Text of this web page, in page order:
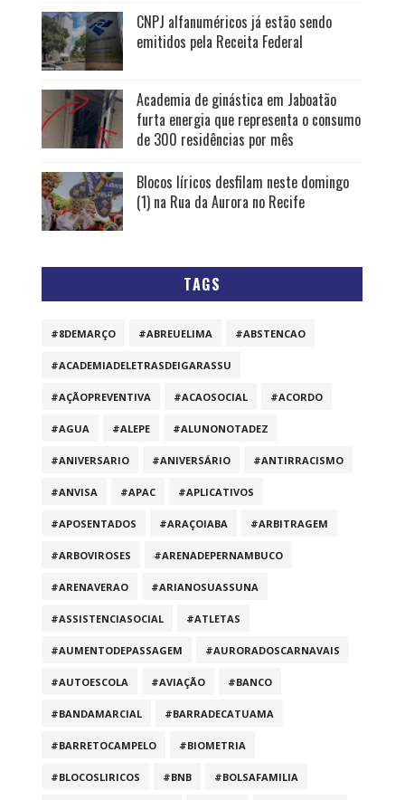
CNPJ alfanuméricos já estão sendo
emitidos pela Receita Federal
Academia de ginástica em Jaboatão
furta energia que representa o consumo
de 300 residências por mês
Blocos líricos desfilam neste domingo
(1) na Rua da Aurora no Recife
TAGS
#8DEMARÇO #ABREUELIMA #ABSTENCAO
#ACADEMIADELETRASDEIGARASSU
#AÇÃOPREVENTIVA #ACAOSOCIAL #ACORDO
#AGUA #ALEPE #ALUNONOTADEZ
#ANIVERSARIO #ANIVERSÁRIO #ANTIRRACISMO
#ANVISA #APAC #APLICATIVOS
#APOSENTADOS #ARAÇOIABA #ARBITRAGEM
#ARBOVIROSES #ARENADEPERNAMBUCO
#ARENAVERAO #ARIANOSUASSUNA
#ASSISTENCIASOCIAL #ATLETAS
#AUMENTODEPASSAGEM #AURORADOSCARNAVAIS
#AUTOESCOLA #AVIAÇÃO #BANCO
#BANDAMARCIAL #BARRADECATUAMA
#BARRETOCAMPELO #BIOMETRIA
#BLOCOSLIRICOS #BNB #BOLSAFAMILIA